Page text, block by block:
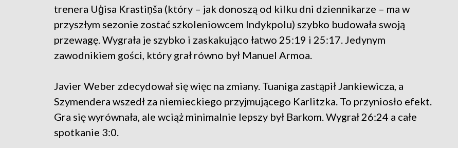
trenera Uģisa Krastiņša (który – jak donoszą od kilku dni dziennikarze – ma w
przyszłym sezonie zostać szkoleniowcem Indykpolu) szybko budowała swoją
przewagę. Wygrała je szybko i zaskakująco łatwo 25:19 i 25:17. Jedynym
zawodnikiem gości, który grał równo był Manuel Armoa.
Javier Weber zdecydował się więc na zmiany. Tuaniga zastąpił Jankiewicza, a
Szymendera wszedł za niemieckiego przyjmującego Karlitzka. To przyniosło efekt.
Gra się wyrównała, ale wciąż minimalnie lepszy był Barkom. Wygrał 26:24 a całe
spotkanie 3:0.